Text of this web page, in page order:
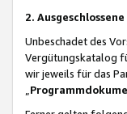
2.
Unbeschadet des
Vergütungskatalog
wir jeweils für das